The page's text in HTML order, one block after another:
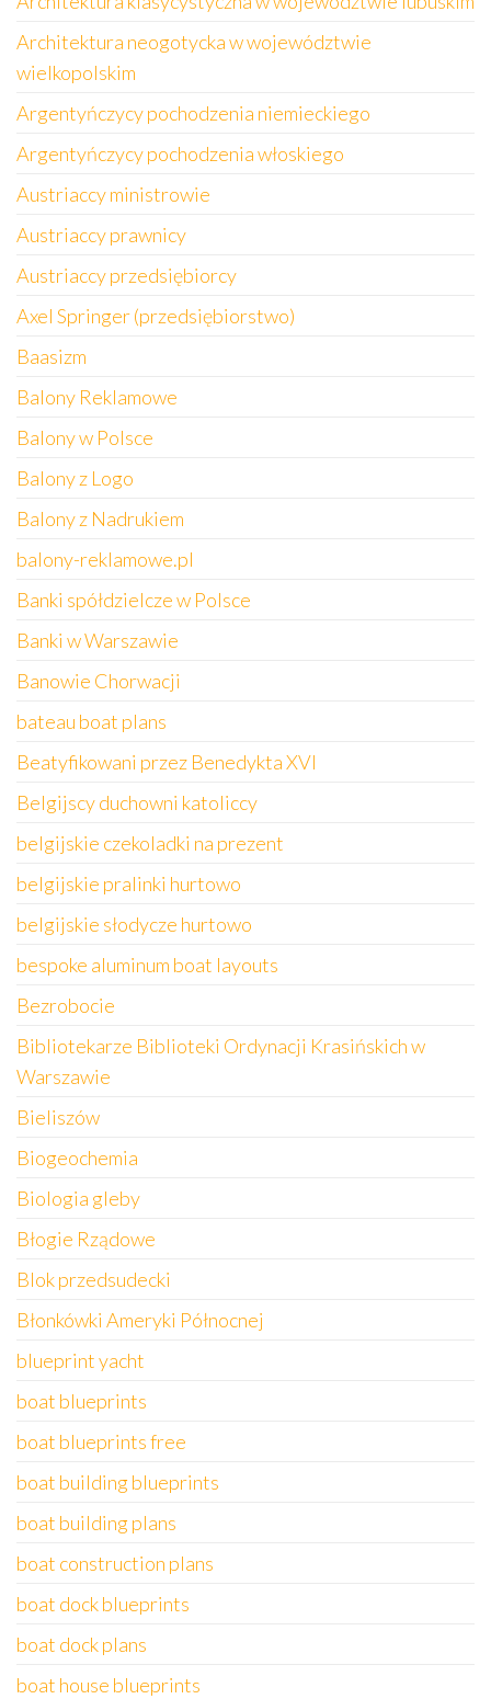
Architektura neogotycka w województwie
wielkopolskim
Argentyńczycy pochodzenia niemieckiego
Argentyńczycy pochodzenia włoskiego
Austriaccy ministrowie
Austriaccy prawnicy
Austriaccy przedsiębiorcy
Axel Springer (przedsiębiorstwo)
Baasizm
Balony Reklamowe
Balony w Polsce
Balony z Logo
Balony z Nadrukiem
balony-reklamowe.pl
Banki spółdzielcze w Polsce
Banki w Warszawie
Banowie Chorwacji
bateau boat plans
Beatyfikowani przez Benedykta XVI
Belgijscy duchowni katoliccy
belgijskie czekoladki na prezent
belgijskie pralinki hurtowo
belgijskie słodycze hurtowo
bespoke aluminum boat layouts
Bezrobocie
Bibliotekarze Biblioteki Ordynacji Krasińskich w
Warszawie
Bieliszów
Biogeochemia
Biologia gleby
Błogie Rządowe
Blok przedsudecki
Błonkówki Ameryki Północnej
blueprint yacht
boat blueprints
boat blueprints free
boat building blueprints
boat building plans
boat construction plans
boat dock blueprints
boat dock plans
boat house blueprints